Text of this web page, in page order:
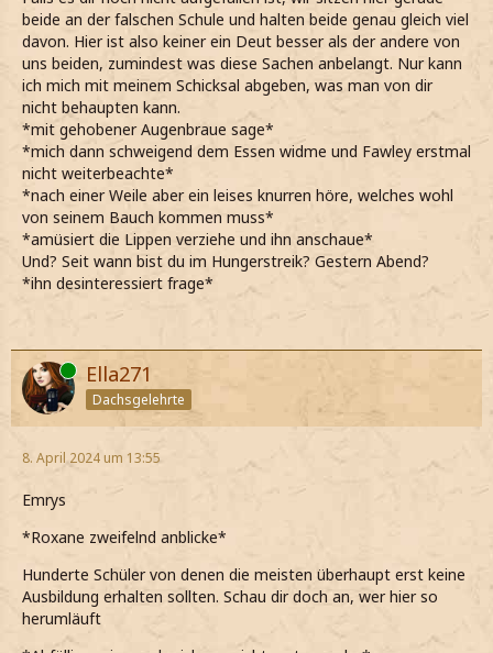
beide an der falschen Schule und halten beide genau gleich viel
davon. Hier ist also keiner ein Deut besser als der andere von
uns beiden, zumindest was diese Sachen anbelangt. Nur kann
ich mich mit meinem Schicksal abgeben, was man von dir
nicht behaupten kann.
*mit gehobener Augenbraue sage*
*mich dann schweigend dem Essen widme und Fawley erstmal
nicht weiterbeachte*
*nach einer Weile aber ein leises knurren höre, welches wohl
von seinem Bauch kommen muss*
*amüsiert die Lippen verziehe und ihn anschaue*
Und? Seit wann bist du im Hungerstreik? Gestern Abend?
*ihn desinteressiert frage*
Online Ella271
Dachsgelehrte
8. April 2024 um 13:55
Emrys
*Roxane zweifelnd anblicke*
Hunderte Schüler von denen die meisten überhaupt erst keine
Ausbildung erhalten sollten. Schau dir doch an, wer hier so
herumläuft